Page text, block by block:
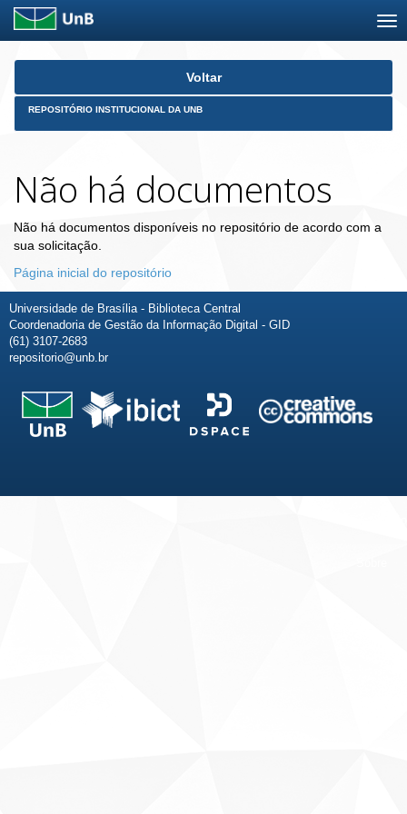
Skip
Voltar
REPOSITÓRIO INSTITUCIONAL DA UNB
Não há documentos
Não há documentos disponíveis no repositório de acordo com a
sua solicitação.
Página inicial do repositório
Universidade de Brasília - Biblioteca Central
Coordenadoria de Gestão da Informação Digital - GID
(61) 3107-2683
repositorio@unb.br